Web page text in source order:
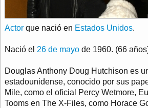
Actor que nació en Estados Unidos.
Nació el 26 de mayo de 1960. (66
Douglas Anthony Doug Hutchison es
estadounidense, conocido por sus
Mile, como el oficial Percy Wetmore,
Tooms en The X-Files, como Horace